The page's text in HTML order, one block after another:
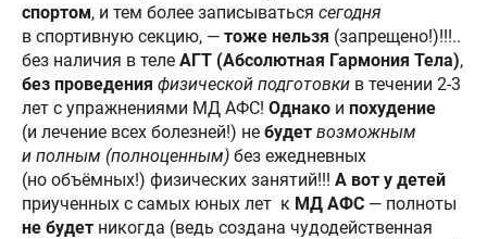
спортом, и тем более записываться сегодня
в спортивную секцию, — тоже нельзя (запрещено!)!!!..
без наличия в теле АГТ (Абсолютная Гармония Тела),
без проведения физической подготовки в течении 2-3
лет с упражнениями МД АФС! Однако и похудение
(и лечение всех болезней!) не будет возможным
и полным (полноценным) без ежедневных
(но объёмных!) физических занятий!!! А вот у детей
приученных с самых юных лет к МД АФС — полноты
не будет никогда (ведь создана чудодейственная